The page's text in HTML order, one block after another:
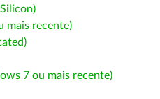
mais recente)
7 ou mais recente)